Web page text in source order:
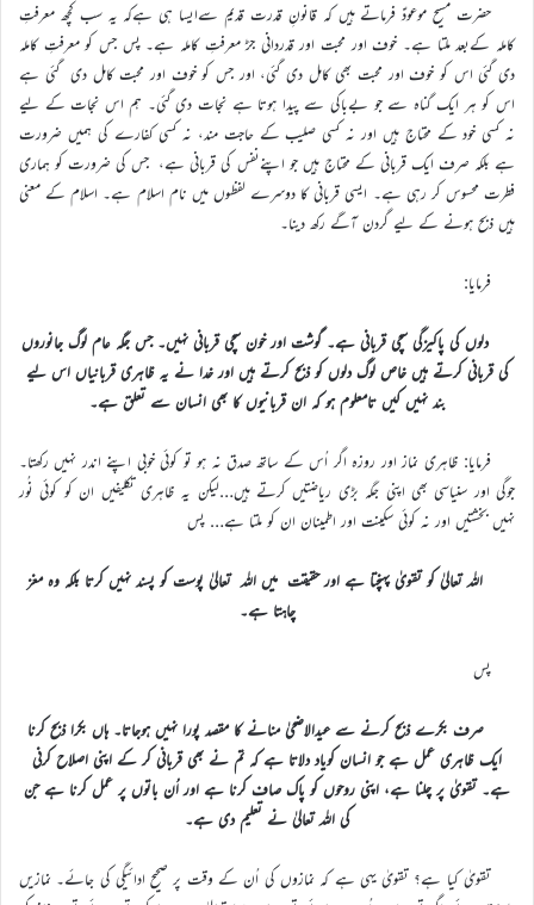
حضرت مسیح موعودؑ فرماتے ہیں کہ قانونِ قدرت قدیم سےایسا ہی ہےکہ یہ سب کچھ معرفتِ
کاملہ کےبعد ملتا ہے۔ خوف اور محبت اور قدردانی جڑ معرفتِ کاملہ ہے۔ پس جس کو معرفتِ کاملہ
دی گئی اس کو خوف اور محبت بھی کامل دی گئی، اور جس کو خوف اور محبت کامل دی گئی ہے
اس کو ہر ایک گناہ سے جو بےباکی سے پیدا ہوتا ہے نجات دی گئی۔ ہم اس نجات کے لیے
نہ کسی خود کے محتاج ہیں اور نہ کسی صلیب کے حاجت مند، نہ کسی کفارے کی ہمیں ضرورت
ہے بلکہ صرف ایک قربانی کے محتاج ہیں جو اپنےنفس کی قربانی ہے، جس کی ضرورت کو ہماری
فطرت محسوس کر رہی ہے۔ ایسی قربانی کا دوسرے لفظوں میں نام اسلام ہے۔ اسلام کے معنی
ہیں ذبح ہونے کے لیے گردن آگے رکھ دینا۔
فرمایا:
دلوں کی پاکیزگی سچی قربانی ہے۔ گوشت اور خون سچی قربانی نہیں۔ جس جگہ عام لوگ جانوروں
کی قربانی کرتے ہیں خاص لوگ دلوں کو ذبح کرتے ہیں اور خدا نے یہ ظاہری قربانیاں اس لیے
بند نہیں کیں تامعلوم ہو کہ ان قربانیوں کا بھی انسان سے تعلق ہے۔
فرمایا: ظاہری نماز اور روزہ اگر اُس کے ساتھ صدق نہ ہو تو کوئی خوبی اپنے اندر نہیں رکھتا۔
جوگی اور سنیاسی بھی اپنی جگہ بڑی ریاضتیں کرتے ہیں…لیکن یہ ظاہری تکلیفیں ان کو کوئی نُور
نہیں بخشتیں اور نہ کوئی سکینت اور اطمینان ان کو ملتا ہے… پس
اللہ تعالیٰ کو تقویٰ پہنچتا ہے اور حقیقت میں اللہ تعالیٰ پوست کو پسند نہیں کرتا بلکہ وہ مغز
چاہتا ہے۔
پس
صرف بکرے ذبح کرنے سے عیدالاضحیٰ منانے کا مقصد پورا نہیں ہوجاتا۔ ہاں بکرا ذبح کرنا
ایک ظاہری عمل ہے جو انسان کویاد دلاتا ہے کہ تم نے بھی قربانی کر کے اپنی اصلاح کرنی
ہے۔ تقویٰ پر چلنا ہے، اپنی روحوں کو پاک صاف کرنا ہے اور اُن باتوں پر عمل کرنا ہے جن
کی اللہ تعالیٰ نے تعلیم دی ہے۔
تقویٰ کیا ہے؟ تقویٰ یہی ہے کہ نمازوں کی اُن کے وقت پر صحیح ادائیگی کی جائے۔ نمازیں